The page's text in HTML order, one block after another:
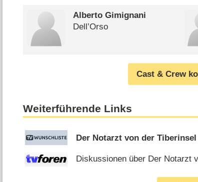
Alberto Gimignani
Dell’Orso
Cast & Crew
Weiterführende Links
Der Notarzt von der Tiberinsel
Diskussionen über Der Notarzt